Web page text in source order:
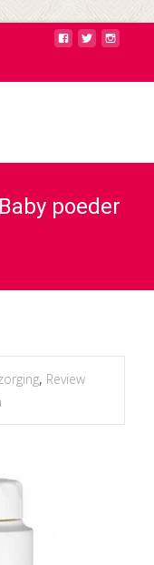
poeder
, Review